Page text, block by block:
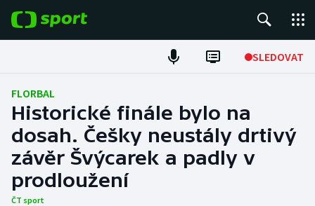
SLEDOVAT
Fotbal
Hokej
Tenis
Atletika
FLORBAL
Historické finále bylo na
dosah. Češky neustály drtivý
závěr Švýcarek a padly v
prodloužení
ČT sport